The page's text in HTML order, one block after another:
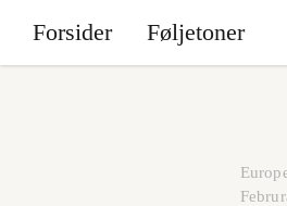
Forsider Føljetoner